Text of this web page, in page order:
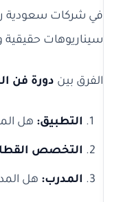
في شركات سعودية
سيناريوهات حقيقية
الفرق بين دورة فن
التطبيق: هل
التخصص
المدرب: هل